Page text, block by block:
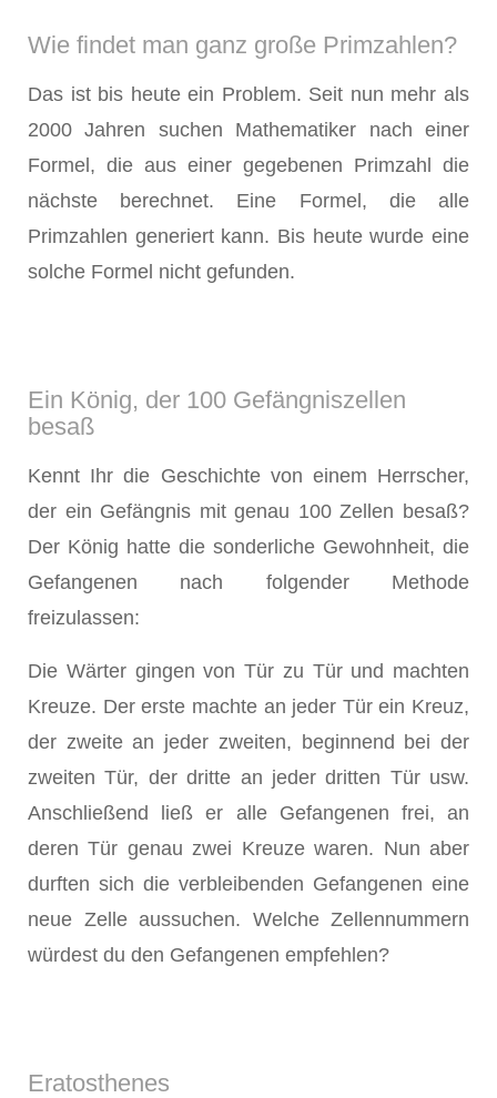
Wie findet man ganz große Primzahlen?
Das ist bis heute ein Problem. Seit nun mehr als
2000 Jahren suchen Mathematiker nach einer
Formel, die aus einer gegebenen Primzahl die
nächste berechnet. Eine Formel, die alle
Primzahlen generiert kann. Bis heute wurde eine
solche Formel nicht gefunden.
Ein König, der 100 Gefängniszellen
besaß
Kennt Ihr die Geschichte von einem Herrscher,
der ein Gefängnis mit genau 100 Zellen besaß?
Der König hatte die sonderliche Gewohnheit, die
Gefangenen nach folgender Methode
freizulassen:
Die Wärter gingen von Tür zu Tür und machten
Kreuze. Der erste machte an jeder Tür ein Kreuz,
der zweite an jeder zweiten, beginnend bei der
zweiten Tür, der dritte an jeder dritten Tür usw.
Anschließend ließ er alle Gefangenen frei, an
deren Tür genau zwei Kreuze waren. Nun aber
durften sich die verbleibenden Gefangenen eine
neue Zelle aussuchen. Welche Zellennummern
würdest du den Gefangenen empfehlen?
Eratosthenes